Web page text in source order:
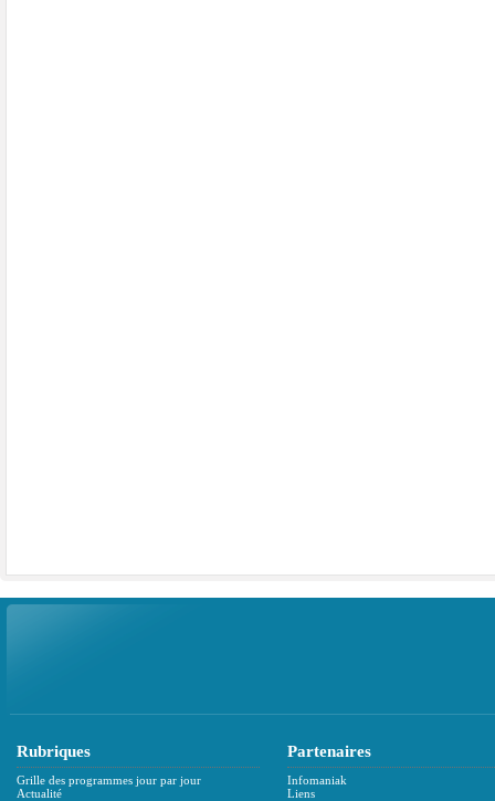
Rubriques
Grille des programmes jour par jour
Actualité
Partenaires
Infomaniak
Liens